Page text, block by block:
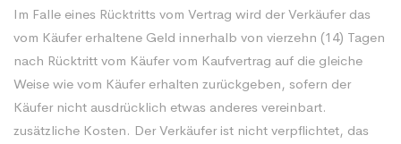
Im Falle eines Rücktritts vom Vertrag wird der Verkäufer das
vom Käufer erhaltene Geld innerhalb von vierzehn (14) Tagen
nach Rücktritt vom Käufer vom Kaufvertrag auf die gleiche
Weise wie vom Käufer erhalten zurückgeben, sofern der
Käufer nicht ausdrücklich etwas anderes vereinbart.
zusätzliche Kosten. Der Verkäufer ist nicht verpflichtet, das